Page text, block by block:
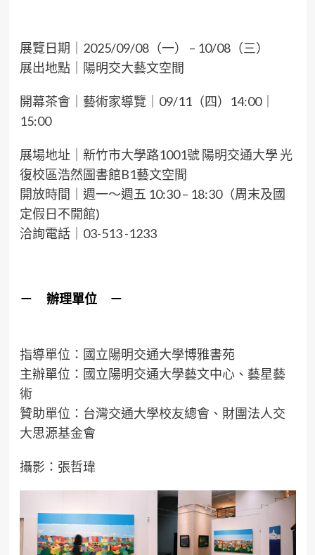
展覽日期｜2025/09/08（一） – 10/08（三）
展出地點｜陽明交大藝文空間
開幕茶會｜藝術家導覽｜09/11（四）14:00｜
15:00
展場地址｜新竹市大學路1001號 陽明交通大學 光
復校區浩然圖書館B1藝文空間
開放時間｜週一～週五 10:30 – 18:30（周末及國
定假日不開館)
洽詢電話｜03-513 -1233
－ 辦理單位 －
指導單位：國立陽明交通大學博雅書苑
主辦單位：國立陽明交通⼤學藝⽂中⼼、藝星藝
術
贊助單位：台灣交通大學校友總會、財團法⼈交
⼤思源基⾦會
攝影：張哲瑋